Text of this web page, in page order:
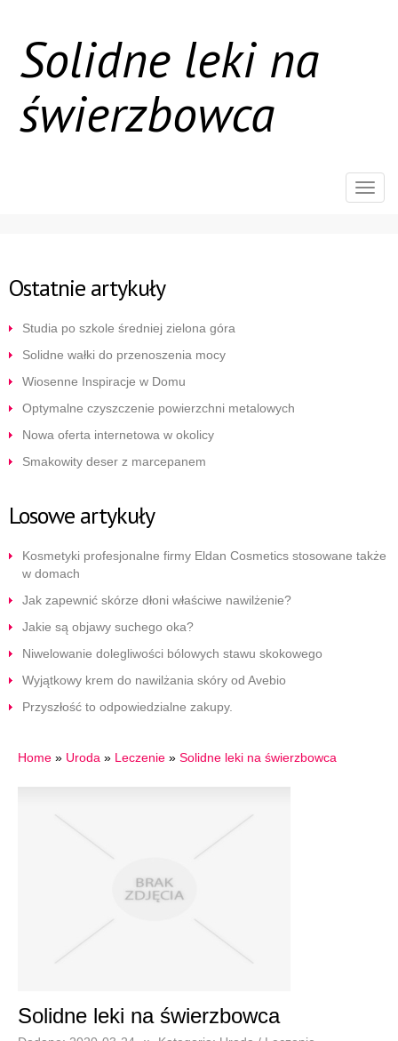
Solidne leki na
świerzbowca
Ostatnie artykuły
Studia po szkole średniej zielona góra
Solidne wałki do przenoszenia mocy
Wiosenne Inspiracje w Domu
Optymalne czyszczenie powierzchni metalowych
Nowa oferta internetowa w okolicy
Smakowity deser z marcepanem
Losowe artykuły
Kosmetyki profesjonalne firmy Eldan Cosmetics stosowane także
w domach
Jak zapewnić skórze dłoni właściwe nawilżenie?
Jakie są objawy suchego oka?
Niwelowanie dolegliwości bólowych stawu skokowego
Wyjątkowy krem do nawilżania skóry od Avebio
Przyszłość to odpowiedzialne zakupy.
Home » Uroda » Leczenie » Solidne leki na świerzbowca
Solidne leki na świerzbowca